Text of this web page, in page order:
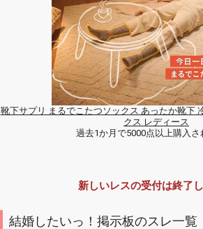
靴下サプリ まるでこたつソックス あったか靴下
クス レディース
過去1か月で5000点以上購入さ
新しいレスの受付は終了
結婚したいっ！掲示板のスレ一覧